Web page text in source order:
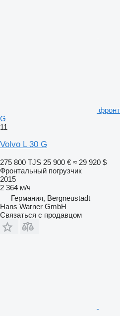
G
11
Volvo L 30 G
275 800 TJS 25 900 € ≈ 29 920 $
Фронтальный погрузчик
2015
2 364 м/ч
Германия, Bergneustadt
Hans Warner GmbH
Связаться с продавцом